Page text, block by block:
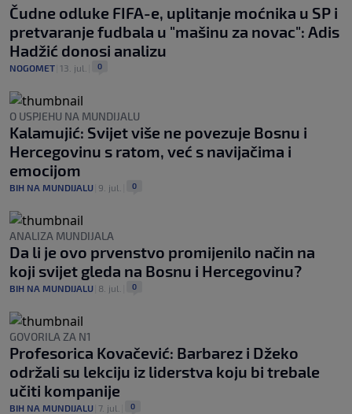
Čudne odluke FIFA-e, uplitanje moćnika u SP i
pretvaranje fudbala u "mašinu za novac": Adis
Hadžić donosi analizu
NOGOMET 13. jul. 0
O USPJEHU NA MUNDIJALU
Kalamujić: Svijet više ne povezuje Bosnu i
Hercegovinu s ratom, već s navijačima i
emocijom
BIH NA MUNDIJALU 9. jul. 0
ANALIZA MUNDIJALA
Da li je ovo prvenstvo promijenilo način na
koji svijet gleda na Bosnu i Hercegovinu?
BIH NA MUNDIJALU 8. jul. 0
GOVORILA ZA N1
Profesorica Kovačević: Barbarez i Džeko
održali su lekciju iz liderstva koju bi trebale
učiti kompanije
BIH NA MUNDIJALU 7. jul. 0